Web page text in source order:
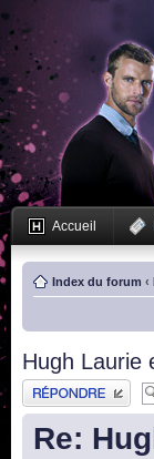
Accueil
Index du forum ‹
Hugh Laurie
Publier une réponse
Re: